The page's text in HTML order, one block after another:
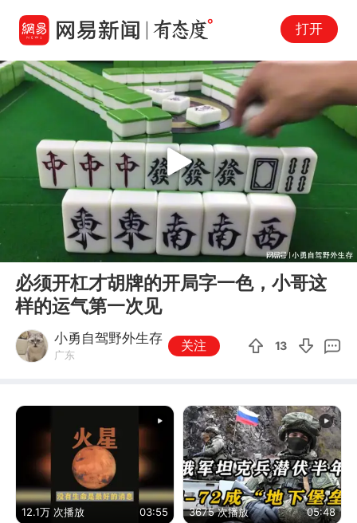
打开
02:28
Play
必须开杠才胡牌的开局字一色，小哥这
样的运气第一次见
小勇自驾野外生存
广东
关注 13
12.1万 次播放 03:55 3675 次播放 05:48